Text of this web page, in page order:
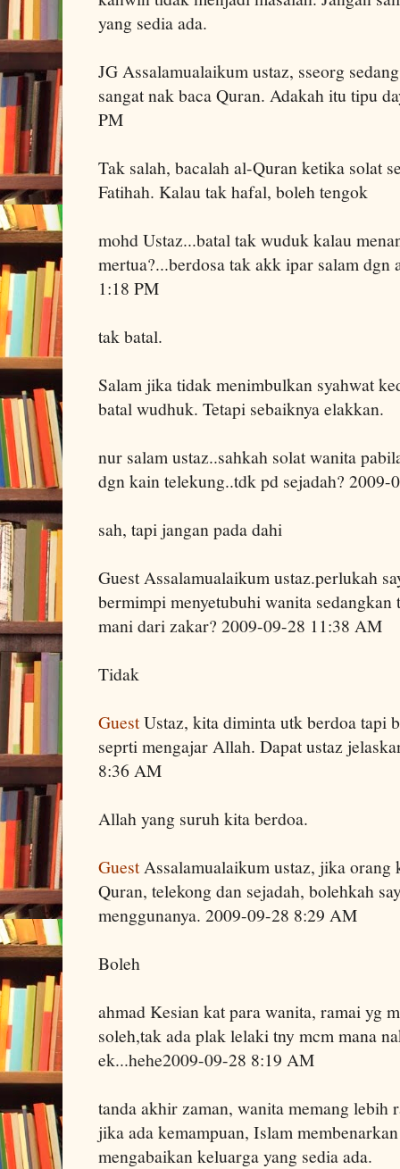
yang sedia ada.
JG Assalamualaikum ustaz, sseorg
sangat nak baca Quran. Adakah itu tipu
PM
Tak salah, bacalah al-Quran ketika solat
Fatihah. Kalau tak hafal, boleh tengok
mohd Ustaz...batal tak wuduk kalau
mertua?...berdosa tak akk ipar salam
1:18 PM
tak batal.
Salam jika tidak menimbulkan syahwat
batal wudhuk. Tetapi sebaiknya elakkan.
nur salam ustaz..sahkah solat wanita
dgn kain telekung..tdk pd sejadah? 2009-
sah, tapi jangan pada dahi
Guest Assalamualaikum ustaz.perlukah
bermimpi menyetubuhi wanita
mani dari zakar? 2009-09-28 11:38 AM
Tidak
GuestUstaz, kita diminta utk berdoa tapi
seprti mengajar Allah. Dapat ustaz
8:36 AM
Allah yang suruh kita berdoa.
GuestAssalamualaikum ustaz, jika
Quran, telekong dan sejadah, bolehkah
menggunanya. 2009-09-28 8:29 AM
Boleh
ahmad Kesian kat para wanita, ramai yg
soleh,tak ada plak lelaki tny mcm mana
ek...hehe2009-09-28 8:19 AM
tanda akhir zaman, wanita memang lebih
jika ada kemampuan, Islam
mengabaikan keluarga yang sedia ada.